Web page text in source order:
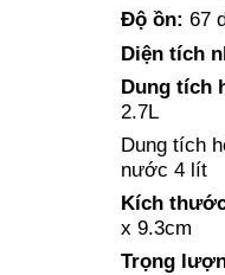
Độ ồn: 67
Diện tích
Dung tích
2.7L
Dung tích
nước 4 lít
Kích
x 9.3cm
Trọng